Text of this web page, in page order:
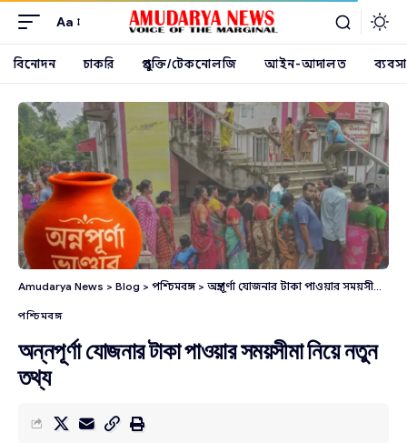
Aa
বিনোদন চাকরি প্রযুক্তি/টেকনোলজি আইন-আদালত ব্যবসা
Amudarya News > Blog > পশ্চিমবঙ্গ> অন্নপূর্ণা যোজনার টাকা পাওয়ার সময়সীমা নিয়ে নতুন তথ্য
পশ্চিমবঙ্গ
অন্নপূর্ণা যোজনার টাকা পাওয়ার সময়সীমা নিয়ে নতুন
তথ্য